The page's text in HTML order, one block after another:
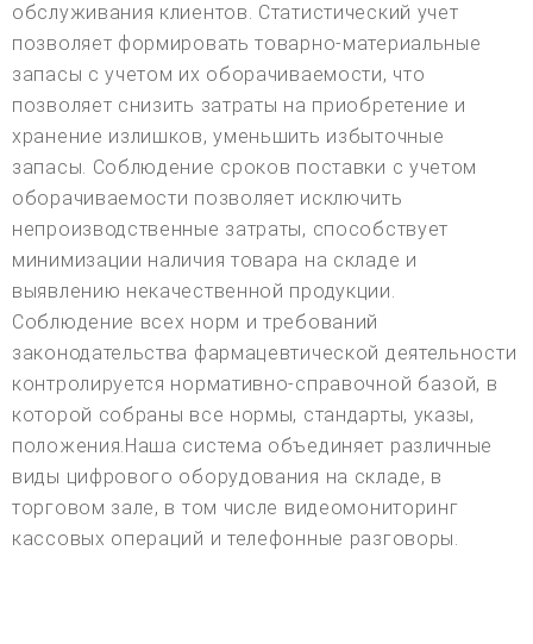
обслуживания клиентов. Статистический учет
позволяет формировать товарно-материальные
запасы с учетом их оборачиваемости, что
позволяет снизить затраты на приобретение и
хранение излишков, уменьшить избыточные
запасы. Соблюдение сроков поставки с учетом
оборачиваемости позволяет исключить
непроизводственные затраты, способствует
минимизации наличия товара на складе и
выявлению некачественной продукции.
Соблюдение всех норм и требований
законодательства фармацевтической деятельности
контролируется нормативно-справочной базой, в
которой собраны все нормы, стандарты, указы,
положения.Наша система объединяет различные
виды цифрового оборудования на складе, в
торговом зале, в том числе видеомониторинг
кассовых операций и телефонные разговоры.